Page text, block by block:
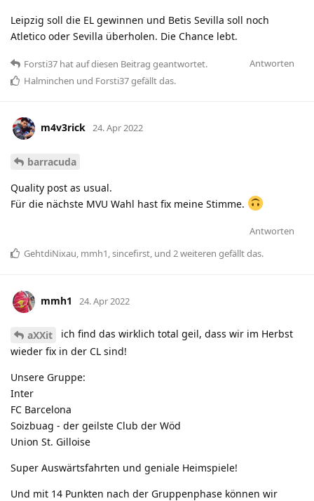
Leipzig soll die EL gewinnen und Betis Sevilla soll noch
Atletico oder Sevilla überholen. Die Chance lebt.
Antworten
Forsti37 hatauf diesen Beitrag geantwortet.
Halminchen und Forsti37gefällt das.
m4v3rick 24. Apr 2022
barracuda
Quality post as usual.
Für die nächste MVU Wahl hast fix meine Stimme.
Antworten
GehtdiNixau, mmh1,sincefirst, und 2weiteren gefällt das.
mmh1 24. Apr 2022
aXXit
ich find das wirklich total geil, dass wir im Herbst
wieder fix in der CL sind!
Unsere Gruppe:
Inter
FC Barcelona
Soizbuag - der geilste Club der Wöd
Union St. Gilloise
Super Auswärtsfahrten und geniale Heimspiele!
Und mit 14 Punkten nach der Gruppenphase können wir